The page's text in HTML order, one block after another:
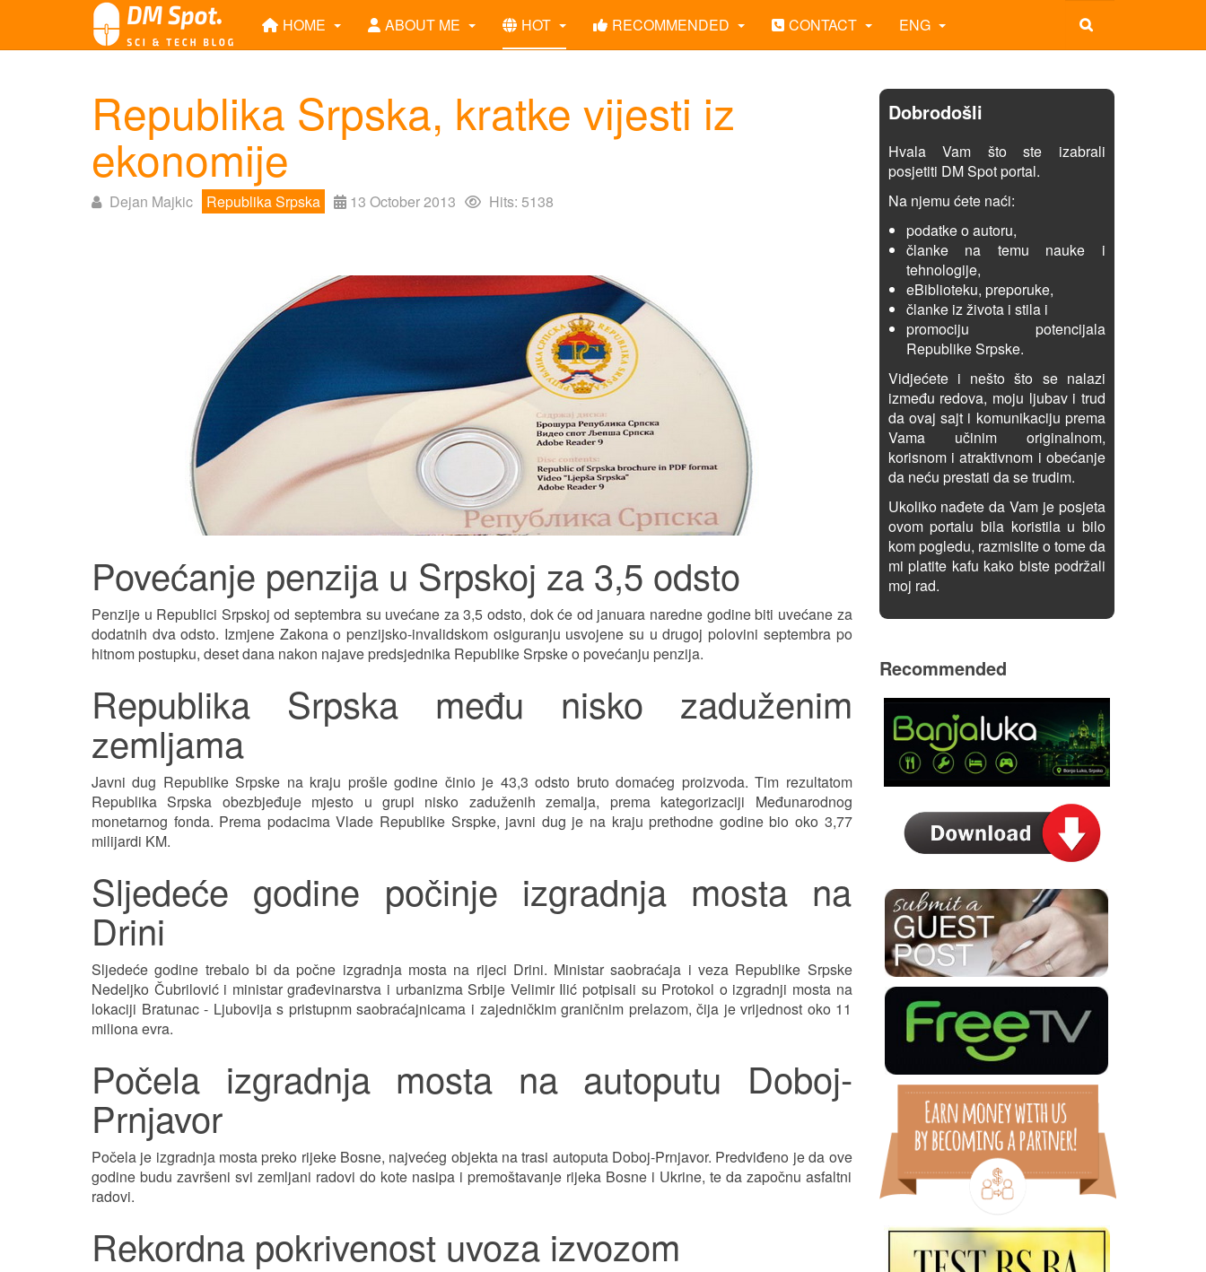
HOME ABOUT ME HOT RECOMMENDED CONTACT ENG
Republika Srpska, kratke vijesti iz
ekonomije
Dejan Majkic Republika Srpska 13 October 2013 Hits: 5138
Povećanje penzija u Srpskoj za 3,5 odsto
Penzije u Republici Srpskoj od septembra su uvećane za 3,5 odsto, dok će od januara naredne godine biti uvećane za
dodatnih dva odsto. Izmjene Zakona o penzijsko-invalidskom osiguranju usvojene su u drugoj polovini septembra po
hitnom postupku, deset dana nakon najave predsjednika Republike Srpske o povećanju penzija.
Republika Srpska među nisko zaduženim
zemljama
Javni dug Republike Srpske na kraju prošle godine činio je 43,3 odsto bruto domaćeg proizvoda. Tim rezultatom
Republika Srpska obezbjeđuje mjesto u grupi nisko zaduženih zemalja, prema kategorizaciji Međunarodnog
monetarnog fonda. Prema podacima Vlade Republike Srspke, javni dug je na kraju prethodne godine bio oko 3,77
milijardi KM.
Sljedeće godine počinje izgradnja mosta na
Drini
Sljedeće godine trebalo bi da počne izgradnja mosta na rijeci Drini. Ministar saobraćaja i veza Republike Srpske
Nedeljko Čubrilović i ministar građevinarstva i urbanizma Srbije Velimir Ilić potpisali su Protokol o izgradnji mosta na
lokaciji Bratunac - Ljubovija s pristupnm saobraćajnicama i zajedničkim graničnim prelazom, čija je vrijednost oko 11
miliona evra.
Počela izgradnja mosta na autoputu Doboj-
Prnjavor
Počela je izgradnja mosta preko rijeke Bosne, najvećeg objekta na trasi autoputa Doboj-Prnjavor. Predviđeno je da ove
godine budu završeni svi zemljani radovi do kote nasipa i premoštavanje rijeka Bosne i Ukrine, te da započnu asfaltni
radovi.
Rekordna pokrivenost uvoza izvozom
Dobrodošli
Hvala Vam što ste izabrali
posjetiti DM Spot portal.
Na njemu ćete naći:
podatke o autoru,
članke na temu nauke i
tehnologije,
eBiblioteku, preporuke,
članke iz života i stila i
promociju potencijala
Republike Srpske.
Vidjećete i nešto što se nalazi
između redova, moju ljubav i trud
da ovaj sajt i komunikaciju prema
Vama učinim originalnom,
korisnom i atraktivnom i obećanje
da neću prestati da se trudim.
Ukoliko nađete da Vam je posjeta
ovom portalu bila koristila u bilo
kom pogledu, razmislite o tome da
mi platite kafu kako biste podržali
moj rad.
Recommended